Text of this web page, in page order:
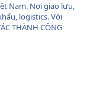
Nam. Nơi giao lưu,
logistics. Với
THÀNH CÔNG